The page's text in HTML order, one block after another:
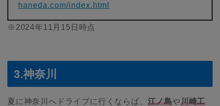
haneda.com/index.html
※2024年11月15日時点
3.神奈川
夏に神奈川へドライブに行くならば、 江ノ島や川崎工